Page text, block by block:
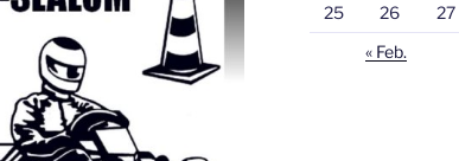
25
26 27
« Feb.